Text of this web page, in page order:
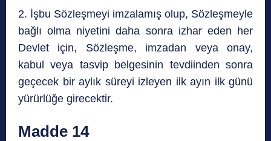
2. İşbu Sözleşmeyi imzalamış olup, Sözleşmeyle
bağlı olma niyetini daha sonra izhar eden her
Devlet için, Sözleşme, imzadan veya onay,
kabul veya tasvip belgesinin tevdiinden sonra
geçecek bir aylık süreyi izleyen ilk ayın ilk günü
yürürlüğe girecektir.
Madde 14